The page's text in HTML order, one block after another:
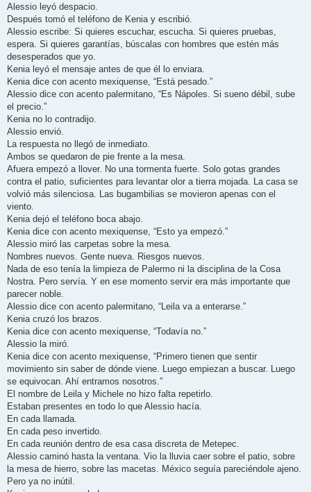
Alessio leyó despacio.
Después tomó el teléfono de Kenia y escribió.
Alessio escribe: Si quieres escuchar, escucha. Si quieres pruebas,
espera. Si quieres garantías, búscalas con hombres que estén más
desesperados que yo.
Kenia leyó el mensaje antes de que él lo enviara.
Kenia dice con acento mexiquense, “Está pesado.”
Alessio dice con acento palermitano, “Es Nápoles. Si sueno débil, sube
el precio.”
Kenia no lo contradijo.
Alessio envió.
La respuesta no llegó de inmediato.
Ambos se quedaron de pie frente a la mesa.
Afuera empezó a llover. No una tormenta fuerte. Solo gotas grandes
contra el patio, suficientes para levantar olor a tierra mojada. La casa se
volvió más silenciosa. Las bugambilias se movieron apenas con el
viento.
Kenia dejó el teléfono boca abajo.
Kenia dice con acento mexiquense, “Esto ya empezó.”
Alessio miró las carpetas sobre la mesa.
Nombres nuevos. Gente nueva. Riesgos nuevos.
Nada de eso tenía la limpieza de Palermo ni la disciplina de la Cosa
Nostra. Pero servía. Y en ese momento servir era más importante que
parecer noble.
Alessio dice con acento palermitano, “Leila va a enterarse.”
Kenia cruzó los brazos.
Kenia dice con acento mexiquense, “Todavía no.”
Alessio la miró.
Kenia dice con acento mexiquense, “Primero tienen que sentir
movimiento sin saber de dónde viene. Luego empiezan a buscar. Luego
se equivocan. Ahí entramos nosotros.”
El nombre de Leila y Michele no hizo falta repetirlo.
Estaban presentes en todo lo que Alessio hacía.
En cada llamada.
En cada peso invertido.
En cada reunión dentro de esa casa discreta de Metepec.
Alessio caminó hasta la ventana. Vio la lluvia caer sobre el patio, sobre
la mesa de hierro, sobre las macetas. México seguía pareciéndole ajeno.
Pero ya no inútil.